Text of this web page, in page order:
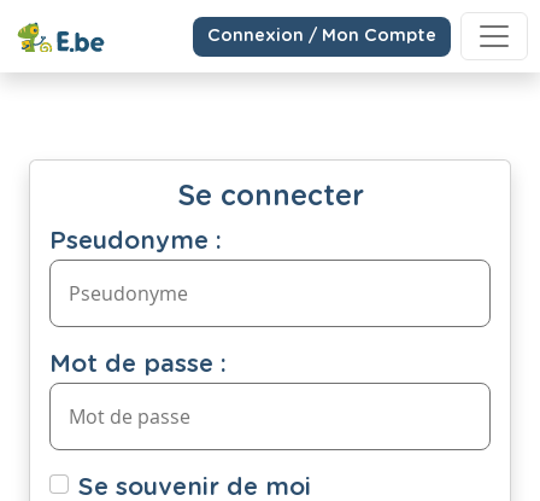
Connexion / Mon Compte
Se connecter
Pseudonyme :
Mot de passe :
Se souvenir de moi